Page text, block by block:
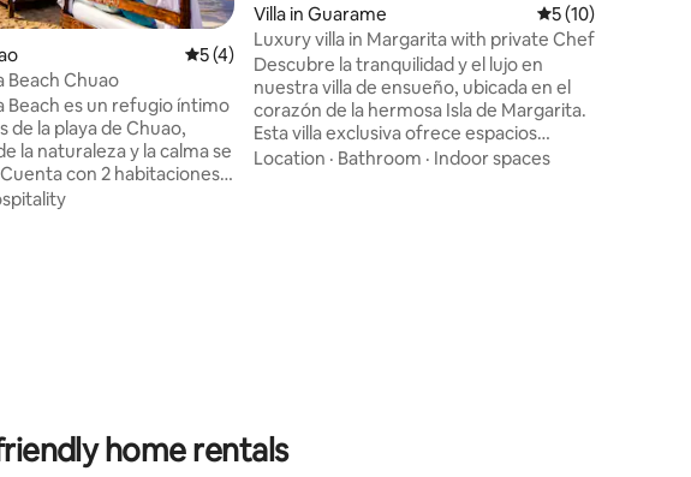
25 reviews
5 out of 5 average rating, 4 reviews
5 (4)
Beach Chuao
Beach es un refugio íntimo
de la playa de Chuao,
la naturaleza y la calma se
con 2 habitaciones
cada una con baño
Villa in Guarame 5 out of 5
5 (10)
Luxury villa in Margarita with private Chef
Descubre la tranquilidad y el lujo en
nuestra villa de ensueño, ubicada en el
corazón de la hermosa Isla de Margarita.
Esta villa exclusiva ofrece espacios
amplios y elegantes con habitaciones
Location · Bathroom · Indoor spaces
home rentals